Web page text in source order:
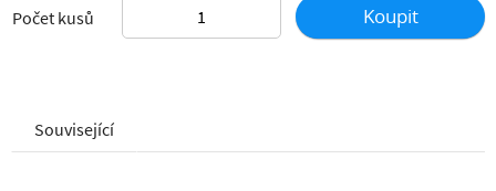
Počet kusů Koupit
Související